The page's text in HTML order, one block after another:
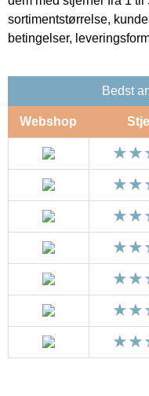
sortimentstørrelse,
betingelser,
Bedst
Webshop